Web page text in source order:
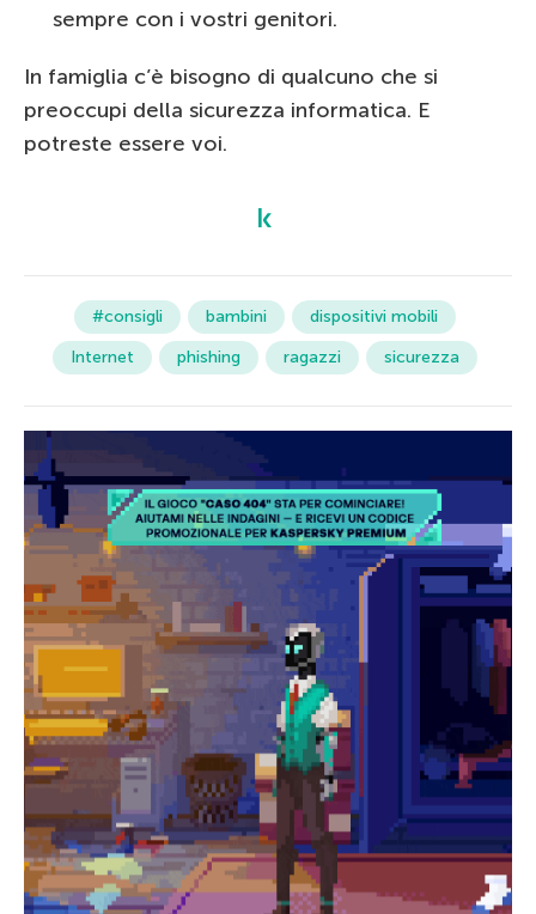
sempre con i vostri genitori.
In famiglia c’è bisogno di qualcuno che si
preoccupi della sicurezza informatica. E
potreste essere voi.
#consigli bambini
dispositivi mobili
Internet
phishing ragazzi sicurezza